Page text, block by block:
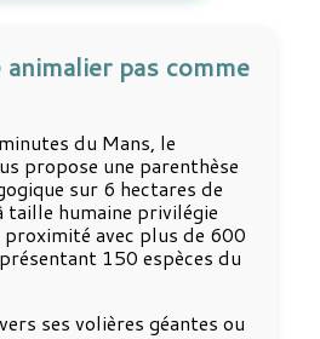
animalier pas comme
du Mans, le
propose une parenthèse
sur 6 hectares de
taille humaine privilégie
avec plus de 600
150 espèces du
ses volières géantes ou